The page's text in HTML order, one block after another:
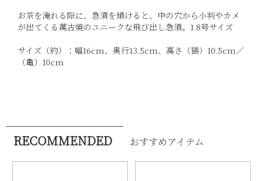
お茶を淹れる際に、急須を傾けると、中の穴から小判やカメ
が出てくる萬古焼のユニークな飛び出し急須。1.8号サイズ
サイズ（約）：幅16cm、奥行13.5cm、高さ（猫）10.5cm／
（亀）10cm
RECOMMENDED おすすめアイテム